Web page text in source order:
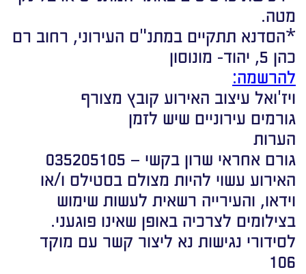
מטה.
*הסדנא תתקיים במתנ"ס העירוני, רחוב רם
כהן 5, יהוד- מונוסון
להרשמה:
ויז'ואל עיצוב האירוע קובץ מצורף
גורמים עירוניים שיש לזמן
הערות
גורם אחראי שרון בקשי – 035205105
האירוע עשוי להיות מצולם בסטילס ו/או
וידאו, והעירייה רשאית לעשות שימוש
בצילומים לצרכיה באופן שאינו פוגעני.
לסידורי נגישות נא ליצור קשר עם מוקד
106